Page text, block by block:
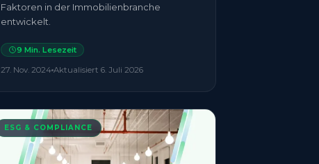
Faktoren in der Immobilienbranche
entwickelt.
9 Min. Lesezeit
27. Nov. 2024 Aktualisiert 6. Juli 2026
ESG & COMPLIANCE